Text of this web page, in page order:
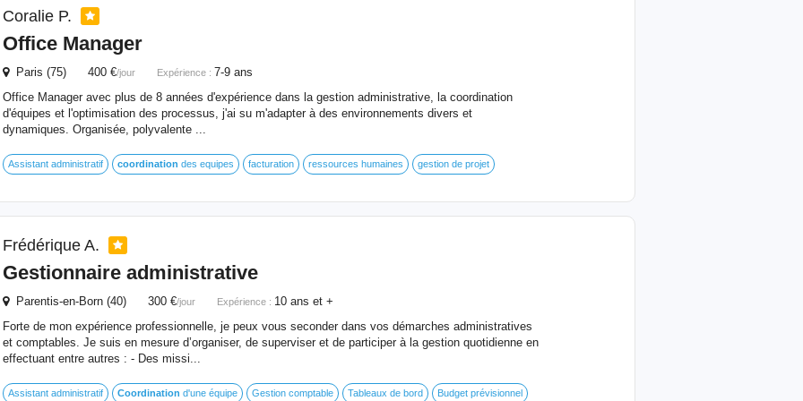
Coralie P.
Office Manager
Paris (75) 400 €/jour Expérience : 7-9 ans
Office Manager avec plus de 8 années d'expérience dans la gestion administrative, la coordination
d'équipes et l'optimisation des processus, j'ai su m'adapter à des environnements divers et
dynamiques. Organisée, polyvalente ...
Assistant administratif coordination des equipes facturation ressources humaines gestion de projet
Frédérique A.
Gestionnaire administrative
Parentis-en-Born (40) 300 €/jour Expérience : 10 ans et +
Forte de mon expérience professionnelle, je peux vous seconder dans vos démarches administratives
et comptables. Je suis en mesure d’organiser, de superviser et de participer à la gestion quotidienne en
effectuant entre autres : - Des missi...
Assistant administratif Coordination d'une équipe Gestion comptable Tableaux de bord Budget prévisionnel